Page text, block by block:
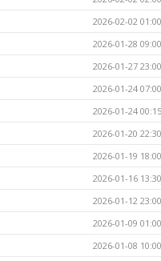
2026-02-02 01:00
2026-01-28 09:00
2026-01-27 23:00
2026-01-24 07:00
2026-01-24 00:15
2026-01-20 22:30
2026-01-19 18:00
2026-01-16 13:30
2026-01-12 23:00
2026-01-09 01:00
2026-01-08 10:00